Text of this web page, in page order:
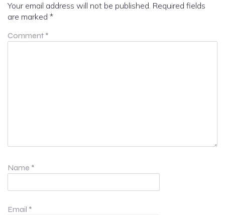
Your email address will not be published. Required fields
are marked *
Comment *
Name *
Email *